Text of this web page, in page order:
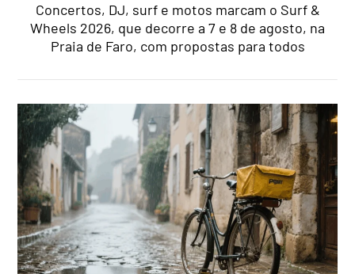
Concertos, DJ, surf e motos marcam o Surf &
Wheels 2026, que decorre a 7 e 8 de agosto, na
Praia de Faro, com propostas para todos